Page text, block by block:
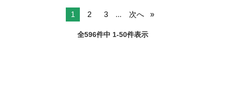
1 2 3 ... 次へ
全596件中 1-50件表示